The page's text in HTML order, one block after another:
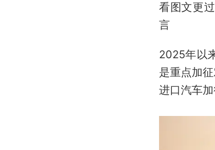
看图文更
言
2025年以
是重点加
进口汽车加